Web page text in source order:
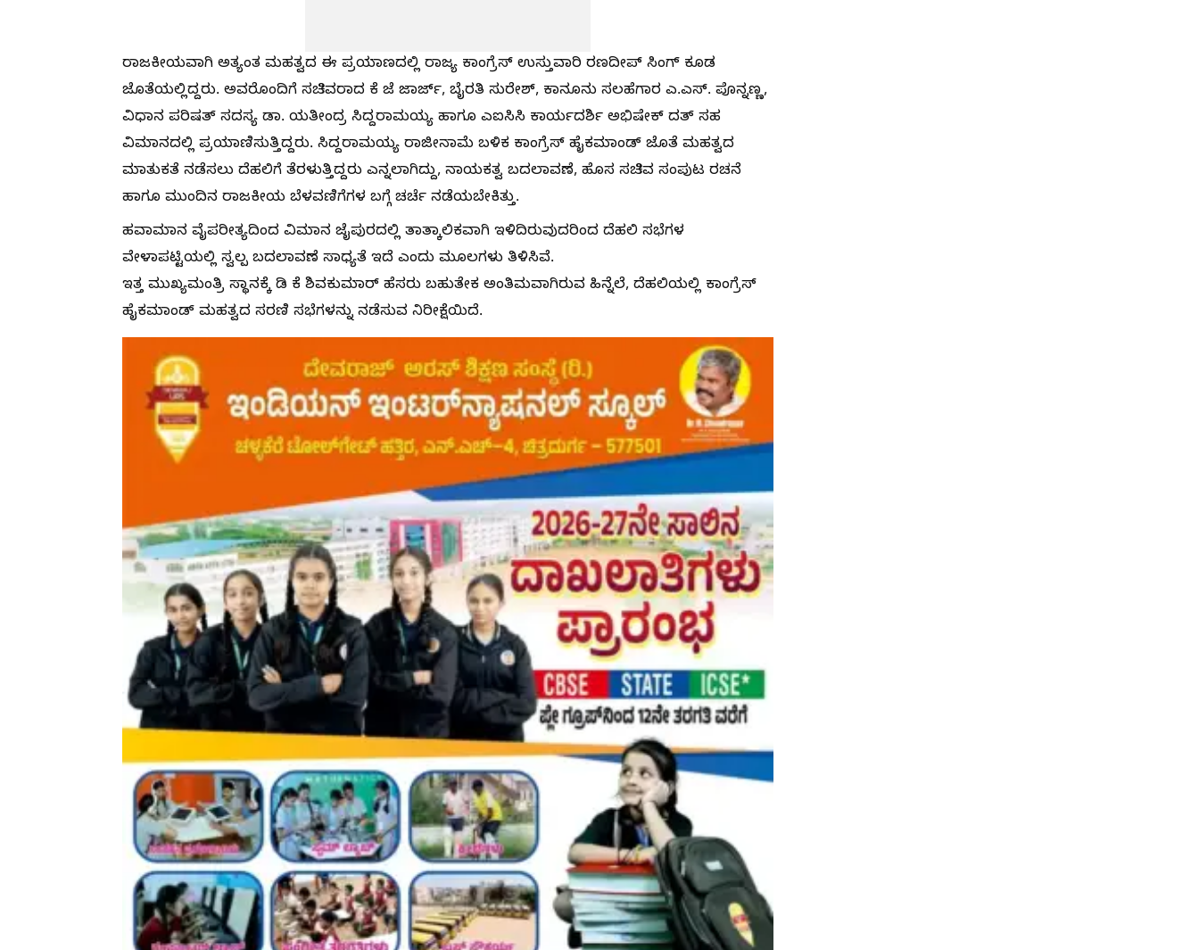
ರಾಜಕೀಯವಾಗಿ ಅತ್ಯಂತ ಮಹತ್ವದ ಈ ಪ್ರಯಾಣದಲ್ಲಿ ರಾಜ್ಯ ಕಾಂಗ್ರೆಸ್ ಉಸ್ತುವಾರಿ ರಣದೀಪ್ ಸಿಂಗ್ ಕೂಡ
ಜೊತೆಯಲ್ಲಿದ್ದರು. ಅವರೊಂದಿಗೆ ಸಚಿವರಾದ ಕೆ ಜೆ ಜಾರ್ಜ್, ಬೈರತಿ ಸುರೇಶ್, ಕಾನೂನು ಸಲಹೆಗಾರ ಎ.ಎಸ್. ಪೊನ್ನಣ್ಣ,
ವಿಧಾನ ಪರಿಷತ್ ಸದಸ್ಯ ಡಾ. ಯತೀಂದ್ರ ಸಿದ್ದರಾಮಯ್ಯ ಹಾಗೂ ಎಐಸಿಸಿ ಕಾರ್ಯದರ್ಶಿ ಅಭಿಷೇಕ್ ದತ್ ಸಹ
ವಿಮಾನದಲ್ಲಿ ಪ್ರಯಾಣಿಸುತ್ತಿದ್ದರು. ಸಿದ್ದರಾಮಯ್ಯ ರಾಜೀನಾಮೆ ಬಳಿಕ ಕಾಂಗ್ರೆಸ್ ಹೈಕಮಾಂಡ್ ಜೊತೆ ಮಹತ್ವದ
ಮಾತುಕತೆ ನಡೆಸಲು ದೆಹಲಿಗೆ ತೆರಳುತ್ತಿದ್ದರು ಎನ್ನಲಾಗಿದ್ದು, ನಾಯಕತ್ವ ಬದಲಾವಣೆ, ಹೊಸ ಸಚಿವ ಸಂಪುಟ ರಚನೆ
ಹಾಗೂ ಮುಂದಿನ ರಾಜಕೀಯ ಬೆಳವಣಿಗೆಗಳ ಬಗ್ಗೆ ಚರ್ಚೆ ನಡೆಯಬೇಕಿತ್ತು.
ಹವಾಮಾನ ವೈಪರೀತ್ಯದಿಂದ ವಿಮಾನ ಜೈಪುರದಲ್ಲಿ ತಾತ್ಕಾಲಿಕವಾಗಿ ಇಳಿದಿರುವುದರಿಂದ ದೆಹಲಿ ಸಭೆಗಳ
ವೇಳಾಪಟ್ಟಿಯಲ್ಲಿ ಸ್ವಲ್ಪ ಬದಲಾವಣೆ ಸಾಧ್ಯತೆ ಇದೆ ಎಂದು ಮೂಲಗಳು ತಿಳಿಸಿವೆ.
ಇತ್ತ ಮುಖ್ಯಮಂತ್ರಿ ಸ್ಥಾನಕ್ಕೆ ಡಿ ಕೆ ಶಿವಕುಮಾರ್ ಹೆಸರು ಬಹುತೇಕ ಅಂತಿಮವಾಗಿರುವ ಹಿನ್ನೆಲೆ, ದೆಹಲಿಯಲ್ಲಿ ಕಾಂಗ್ರೆಸ್
ಹೈಕಮಾಂಡ್ ಮಹತ್ವದ ಸರಣಿ ಸಭೆಗಳನ್ನು ನಡೆಸುವ ನಿರೀಕ್ಷೆಯಿದೆ.